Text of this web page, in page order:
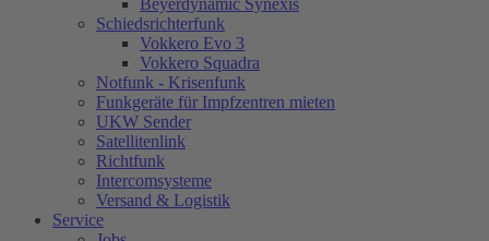
Beyerdynamic Synexis
Schiedsrichterfunk
Vokkero Evo 3
Vokkero Squadra
Notfunk - Krisenfunk
Funkgeräte für Impfzentren mieten
UKW Sender
Satellitenlink
Richtfunk
Intercomsysteme
Versand & Logistik
Service